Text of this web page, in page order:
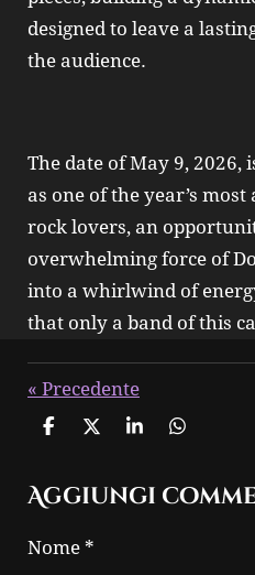
designed to leave a
the audience.
The date of May 9, 2026,
as one of the year’s
rock lovers, an
overwhelming force of
into a whirlwind of
that only a band of this
« Precedente
C
d
i
i
C
d
C
d
C
d
Aggiungi
Nome *